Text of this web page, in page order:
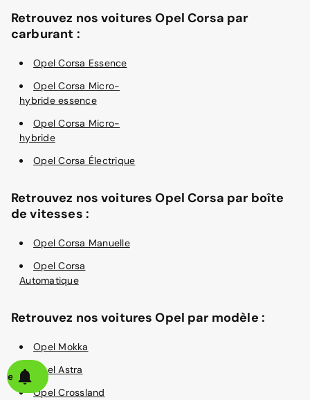
Retrouvez nos voitures Opel Corsa par
carburant :
Opel Corsa Essence
Opel Corsa Micro-
hybride essence
Opel Corsa Micro-
hybride
Opel Corsa Électrique
Retrouvez nos voitures Opel Corsa par boîte
de vitesses :
Opel Corsa Manuelle
Opel Corsa
Automatique
Retrouvez nos voitures Opel par modèle :
Opel Mokka
Opel Astra
Opel Crossland